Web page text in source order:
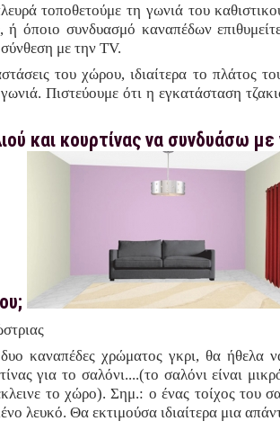
τοποθετούμε τη γωνιά του
ή όποιο συνδυασμό καναπέδων
με την TV.
του χώρου, ιδιαίτερα το πλάτος
Πιστεύουμε ότι η εγκατάσταση
και κουρτίνας να συνδυάσω
καναπέδες χρώματος γκρι, θα ήθελα
για το σαλόνι....(το σαλόνι είναι
το χώρο). Σημ.: ο ένας τοίχος του
λευκό. Θα εκτιμούσα ιδιαίτερα μια